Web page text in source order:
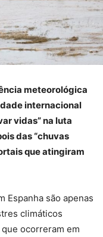
meteorológica
internacional
vidas” na luta
das “chuvas
que atingiram
Espanha são apenas
climáticos
ocorreram em